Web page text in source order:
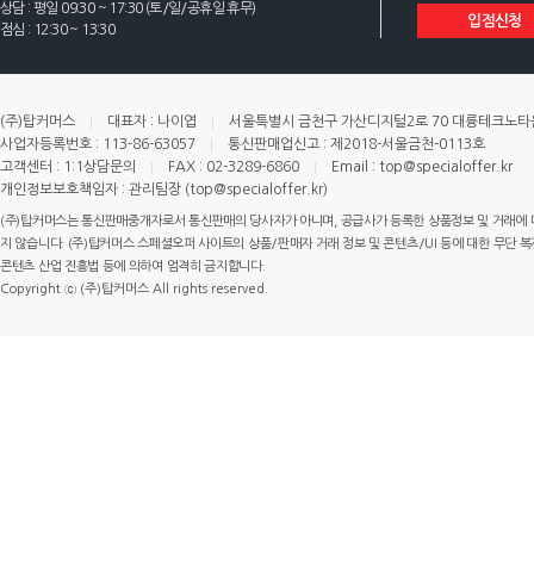
상담 : 평일 09:30 ~ 17:30 (토/일/공휴일 휴무)
점심 : 12:30 ~ 13:30
입점신청
(주)탑커머스 대표자 : 나이엽
서울특별시 금천구 가산디지털2로 70 대륭테크노
사업자등록번호 : 113-86-63057
통신판매업신고 : 제2018-서울금천-0113호
고객센터 : 1:1상담문의
FAX : 02-3289-6860
Email : top@specialoffer.kr
개인정보보호책임자 : 관리팀장 (top@specialoffer.kr)
(주)탑커머스는 통신판매중개자로서 통신판매의 당사자가 아니며, 공급사가 등록한 상품정보 및 거래
지 않습니다. (주)탑커머스 스페셜오퍼 사이트의 상품/판매자 거래 정보 및 콘텐츠/UI 등에 대한 무단
콘텐츠 산업 진흥법 등에 의하여 엄격히 금지합니다.
Copyright ⓒ (주)탑커머스 All rights reserved.